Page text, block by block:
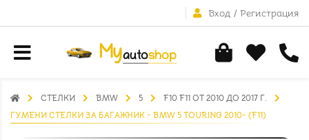
Вход / Регистрация
СТЕЛКИ BMW 5
F10 F11 ОТ 2010 ДО 2017 Г.
ГУМЕНИ СТЕЛКИ ЗА БАГАЖНИК - BMW 5 TOURING 2010- (F11)